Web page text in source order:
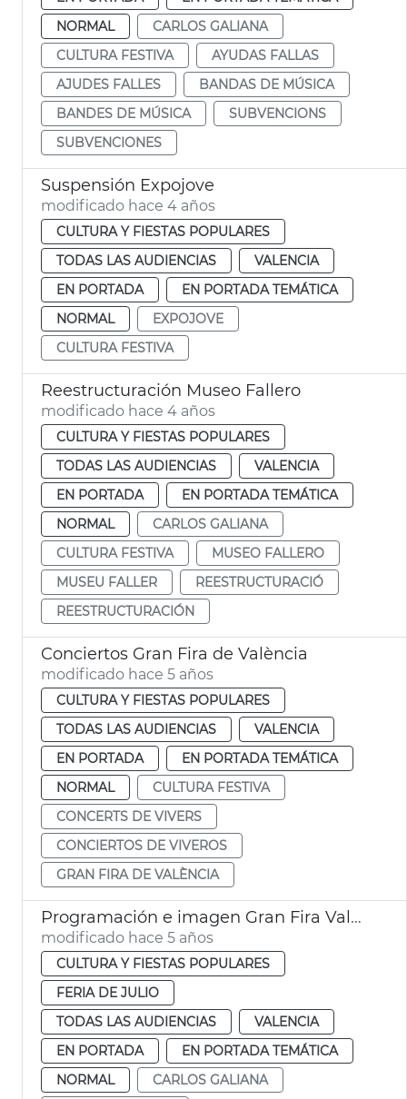
NORMAL
CARLOS GALIANA
CULTURA FESTIVA
AYUDAS FALLAS
AJUDES FALLES
BANDAS DE MÚSICA
BANDES DE MÚSICA
SUBVENCIONS
SUBVENCIONES
Suspensión Expojove
modificado hace 4 años
CULTURA Y FIESTAS POPULARES
TODAS LAS AUDIENCIAS
VALENCIA
EN PORTADA
EN PORTADA TEMÁTICA
NORMAL
EXPOJOVE
CULTURA FESTIVA
Reestructuración Museo Fallero
modificado hace 4 años
CULTURA Y FIESTAS POPULARES
TODAS LAS AUDIENCIAS
VALENCIA
EN PORTADA
EN PORTADA TEMÁTICA
NORMAL
CARLOS GALIANA
CULTURA FESTIVA
MUSEO FALLERO
MUSEU FALLER
REESTRUCTURACIÓ
REESTRUCTURACIÓN
Conciertos Gran Fira de València
modificado hace 5 años
CULTURA Y FIESTAS POPULARES
TODAS LAS AUDIENCIAS
VALENCIA
EN PORTADA
EN PORTADA TEMÁTICA
NORMAL
CULTURA FESTIVA
CONCERTS DE VIVERS
CONCIERTOS DE VIVEROS
GRAN FIRA DE VALÈNCIA
Programación e imagen Gran Fira València
modificado hace 5 años
CULTURA Y FIESTAS POPULARES
FERIA DE JULIO
TODAS LAS AUDIENCIAS
VALENCIA
EN PORTADA
EN PORTADA TEMÁTICA
NORMAL
CARLOS GALIANA